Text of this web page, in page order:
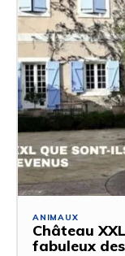
ANIMAUX
Château
fabuleux